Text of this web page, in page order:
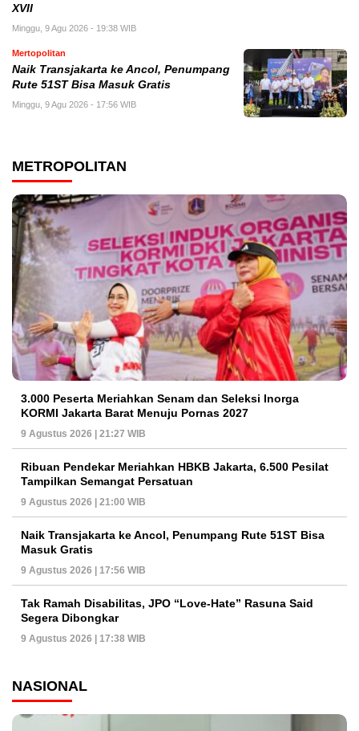
XVII
Minggu, 9 Agu 2026 - 19:38 WIB
Mertopolitan
Naik Transjakarta ke Ancol, Penumpang
Rute 51ST Bisa Masuk Gratis
Minggu, 9 Agu 2026 - 17:56 WIB
METROPOLITAN
3.000 Peserta Meriahkan Senam dan Seleksi Inorga
KORMI Jakarta Barat Menuju Pornas 2027
9 Agustus 2026 | 21:27 WIB
Ribuan Pendekar Meriahkan HBKB Jakarta, 6.500 Pesilat
Tampilkan Semangat Persatuan
9 Agustus 2026 | 21:00 WIB
Naik Transjakarta ke Ancol, Penumpang Rute 51ST Bisa
Masuk Gratis
9 Agustus 2026 | 17:56 WIB
Tak Ramah Disabilitas, JPO “Love-Hate” Rasuna Said
Segera Dibongkar
9 Agustus 2026 | 17:38 WIB
NASIONAL